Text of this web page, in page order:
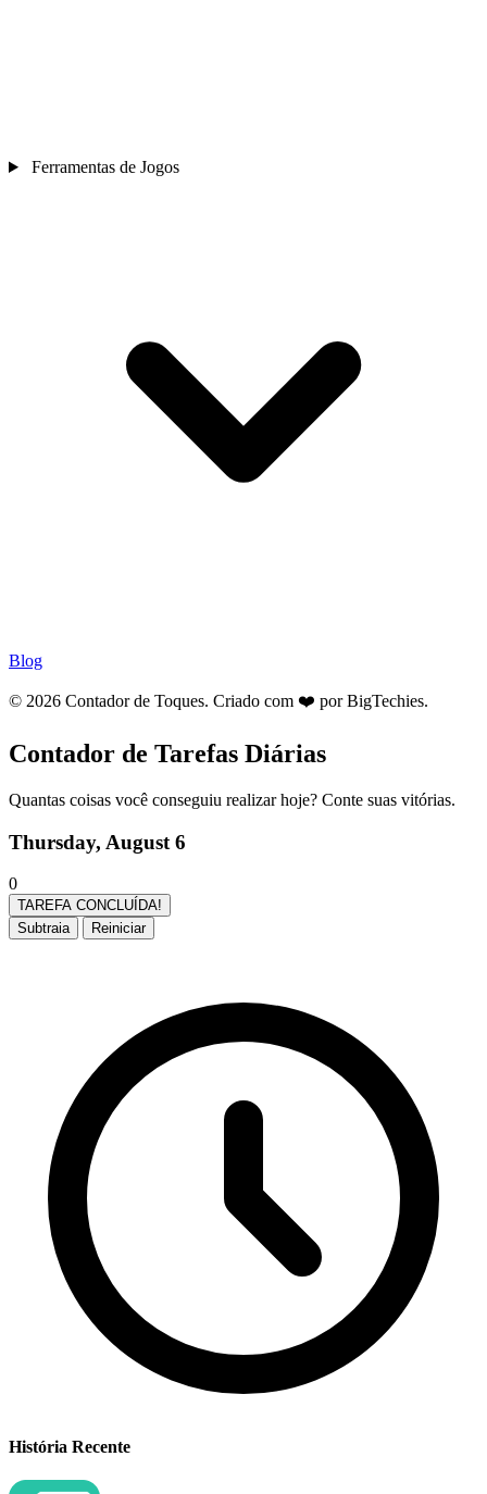
Ferramentas de Jogos
Blog
© 2026 Contador de Toques. Criado com ❤️ porBigTechies.
Contador de Tarefas Diárias
Quantas coisas você conseguiu realizar hoje? Conte suas vitórias.
Thursday, August 6
0
TAREFA CONCLUÍDA!
Subtraia
Reiniciar
História Recente